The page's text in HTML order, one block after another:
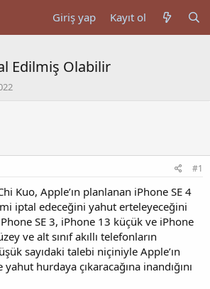
Giriş yap Kayıt ol
Edilmiş Olabilir
#1
Kuo, Apple’ın planlanan iPhone SE 4
iptal edeceğini yahut erteleyeceğini
SE 3, iPhone 13 küçük ve iPhone
ve alt sınıf akıllı telefonların
sayıdaki talebi niçiniyle Apple’ın
hurdaya çıkaracağına inandığını